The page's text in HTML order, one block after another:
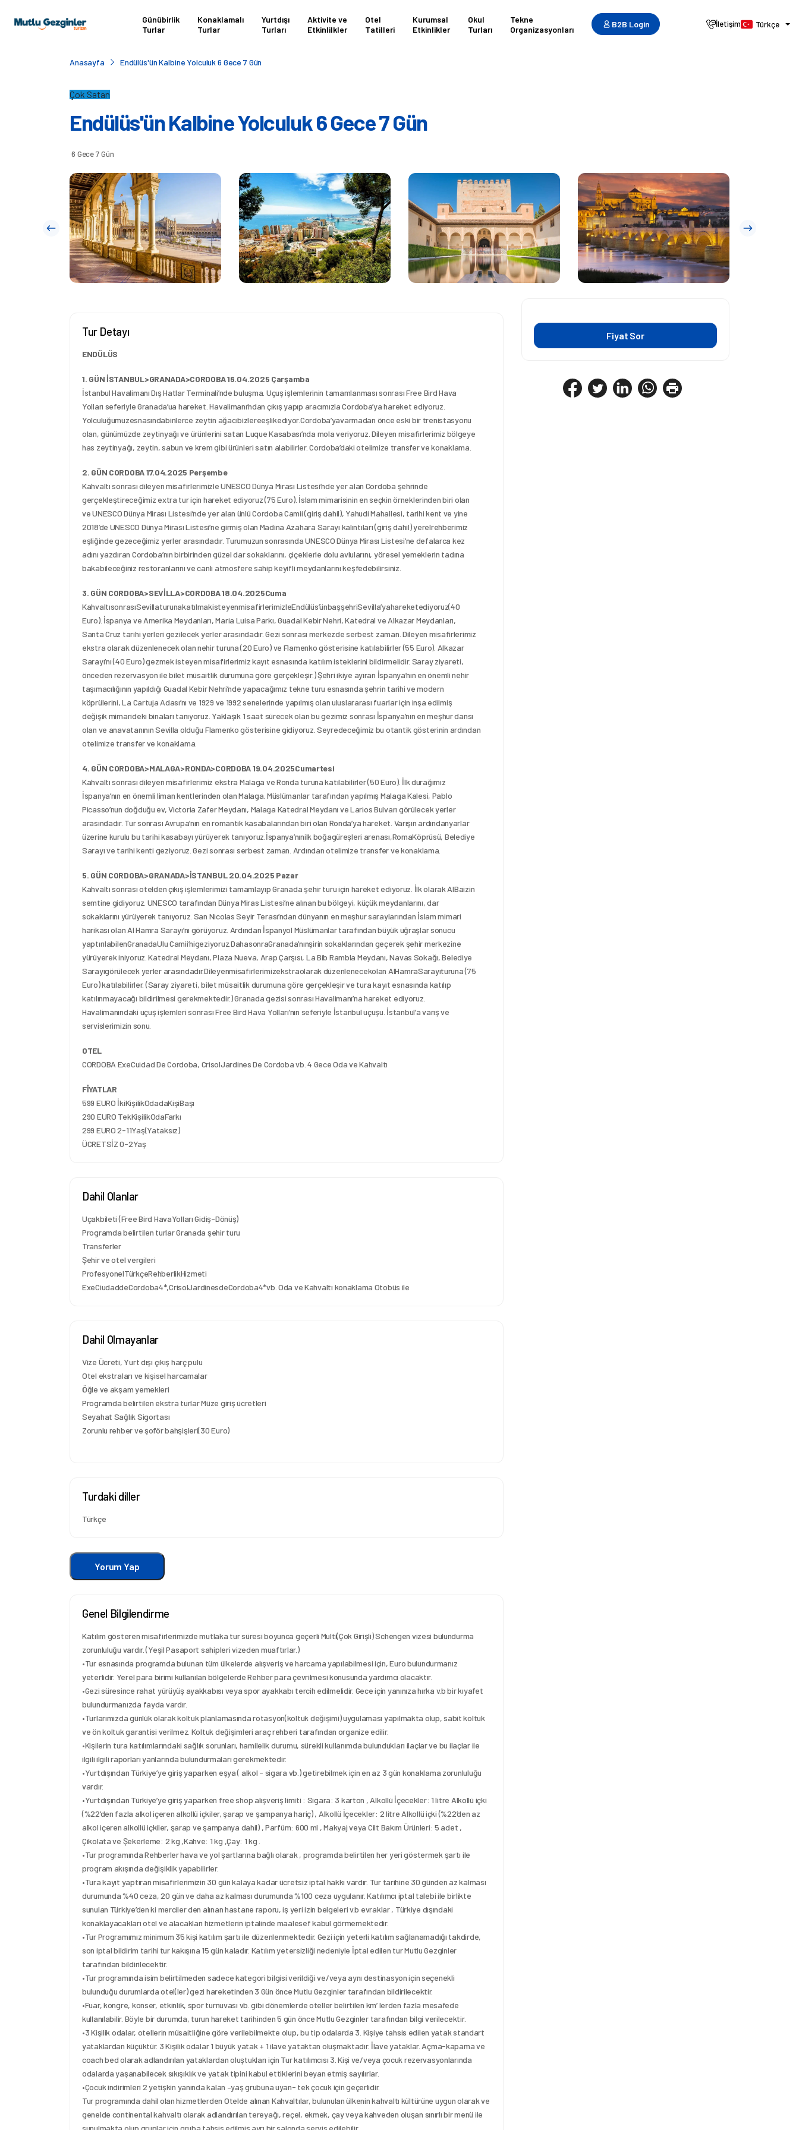
Günübirlik
Turlar
Konaklamalı
Turlar
Yurtdışı
Turları
Aktivite ve
Etkinlilkler
Otel
Tatilleri
Kurumsal
Etkinlikler
Okul
Turları
Tekne
Organizasyonları
B2B Login İletişim Türkçe
Anasayfa Endülüs'ün Kalbine Yolculuk 6 Gece 7 Gün
Çok Satan
Endülüs'ün Kalbine Yolculuk 6 Gece 7 Gün
6 Gece 7 Gün
Tur Detayı
ENDÜLÜS
1. GÜN İSTANBUL>GRANADA>CORDOBA 16.04.2025 Çarşamba
İstanbul Havalimanı Dış Hatlar Terminali’nde buluşma. Uçuş işlemlerinin tamamlanması sonrası Free Bird Hava
Yolları seferiyle Granada’ua hareket. Havalimanı’ndan çıkış yapıp aracımızla Cordoba’ya hareket ediyoruz.
Yolculuğumuzesnasındabinlerce zeytin ağacıbizlereeşlikediyor.Cordoba’yavarmadan önce eski bir trenistasyonu
olan, günümüzde zeytinyağı ve ürünlerini satan Luque Kasabası’nda mola veriyoruz. Dileyen misafirlerimiz bölgeye
has zeytinyağı, zeytin, sabun ve krem gibi ürünleri satın alabilirler. Cordoba’daki otelimize transfer ve konaklama.
2. GÜN CORDOBA 17.04.2025 Perşembe
Kahvaltı sonrası dileyen misafirlerimizle UNESCO Dünya Mirası Listesi’nde yer alan Cordoba şehrinde
gerçekleştireceğimiz extra tur için hareket ediyoruz (75 Euro). İslam mimarisinin en seçkin örneklerinden biri olan
ve UNESCO Dünya Mirası Listesi’nde yer alan ünlü Cordoba Camii (giriş dahil), Yahudi Mahallesi, tarihi kent ve yine
2018’de UNESCO Dünya Mirası Listesi’ne girmiş olan Madina Azahara Sarayı kalıntıları (giriş dahil) yerelrehberimiz
eşliğinde gezeceğimiz yerler arasındadır. Turumuzun sonrasında UNESCO Dünya Mirası Listesi’ne defalarca kez
adını yazdıran Cordoba’nın birbirinden güzel dar sokaklarını, çiçeklerle dolu avlularını, yöresel yemeklerin tadına
bakabileceğiniz restoranlarını ve canlı atmosfere sahip keyifli meydanlarını keşfedebilirsiniz.
3. GÜN CORDOBA>SEVİLLA>CORDOBA 18.04.2025Cuma
KahvaltısonrasıSevillaturunakatılmakisteyenmisafirlerimizleEndülüs’ünbaşşehriSevilla’yahareketediyoruz(40
Euro). İspanya ve Amerika Meydanları, Maria Luisa Parkı, Guadal Kebir Nehri, Katedral ve Alkazar Meydanları,
Santa Cruz tarihi yerleri gezilecek yerler arasındadır. Gezi sonrası merkezde serbest zaman. Dileyen misafirlerimiz
ekstra olarak düzenlenecek olan nehir turuna (20 Euro) ve Flamenko gösterisine katılabilirler (55 Euro). Alkazar
Sarayı’nı (40 Euro) gezmek isteyen misafirlerimiz kayıt esnasında katılım isteklerini bildirmelidir. Saray ziyareti,
önceden rezervasyon ile bilet müsaitlik durumuna göre gerçekleşir.) Şehri ikiye ayıran İspanya’nın en önemli nehir
taşımacılığının yapıldığı Guadal Kebir Nehri’nde yapacağımız tekne turu esnasında şehrin tarihi ve modern
köprülerini, La Cartuja Adası’nı ve 1929 ve 1992 senelerinde yapılmış olan uluslararası fuarlar için inşa edilmiş
değişik mimarideki binaları tanıyoruz. Yaklaşık 1 saat sürecek olan bu gezimiz sonrası İspanya’nın en meşhur dansı
olan ve anavatanının Sevilla olduğu Flamenko gösterisine gidiyoruz. Seyredeceğimiz bu otantik gösterinin ardından
otelimize transfer ve konaklama.
4. GÜN CORDOBA>MALAGA>RONDA>CORDOBA 19.04.2025Cumartesi
Kahvaltı sonrası dileyen misafirlerimiz ekstra Malaga ve Ronda turuna katılabilirler (50 Euro). İlk durağımız
İspanya’nın en önemli liman kentlerinden olan Malaga. Müslümanlar tarafından yapılmış Malaga Kalesi, Pablo
Picasso’nun doğduğu ev, Victoria Zafer Meydanı, Malaga Katedral Meydanı ve Larios Bulvarı görülecek yerler
arasındadır. Tur sonrası Avrupa’nın en romantik kasabalarından biri olan Ronda’ya hareket. Varışın ardındanyarlar
üzerine kurulu bu tarihi kasabayı yürüyerek tanıyoruz.İspanya’nınilk boğagüreşleri arenası,RomaKöprüsü, Belediye
Sarayı ve tarihi kenti geziyoruz. Gezi sonrası serbest zaman. Ardından otelimize transfer ve konaklama.
5. GÜN CORDOBA>GRANADA>İSTANBUL 20.04.2025 Pazar
Kahvaltı sonrası otelden çıkış işlemlerimizi tamamlayıp Granada şehir turu için hareket ediyoruz. İlk olarak AlBaizin
semtine gidiyoruz. UNESCO tarafından Dünya Miras Listesi’ne alınan bu bölgeyi, küçük meydanlarını, dar
sokaklarını yürüyerek tanıyoruz. San Nicolas Seyir Terası’ndan dünyanın en meşhur saraylarından İslam mimari
harikası olan Al Hamra Sarayı’nı görüyoruz. Ardından İspanyol Müslümanlar tarafından büyük uğraşlar sonucu
yaptırılabilenGranadaUlu Camii’nigeziyoruz.DahasonraGranada’nınşirin sokaklarından geçerek şehir merkezine
yürüyerek iniyoruz. Katedral Meydanı, Plaza Nueva, Arap Çarşısı, La Bib Rambla Meydanı, Navas Sokağı, Belediye
Sarayıgörülecek yerler arasındadır.Dileyenmisafirlerimizekstraolarak düzenlenecekolan AlHamraSarayıturuna (75
Euro) katılabilirler. (Saray ziyareti, bilet müsaitlik durumuna göre gerçekleşir ve tura kayıt esnasında katılıp
katılınmayacağı bildirilmesi gerekmektedir.) Granada gezisi sonrası Havalimanı’na hareket ediyoruz.
Havalimanındaki uçuş işlemleri sonrası Free Bird Hava Yolları’nın seferiyle İstanbul uçuşu. İstanbul’a varış ve
servislerimizin sonu.
OTEL
CORDOBA ExeCuidad De Cordoba, CrisolJardines De Cordoba vb. 4 Gece Oda ve Kahvaltı
FİYATLAR
599 EURO İkiKişilikOdadaKişiBaşı
290 EURO TekKişilikOdaFarkı
299 EURO 2-11Yaş(Yataksız)
ÜCRETSİZ 0-2Yaş
Dahil Olanlar
Uçakbileti (Free Bird HavaYolları Gidiş-Dönüş)
Programda belirtilen turlar Granada şehir turu
Transferler
Şehir ve otel vergileri
ProfesyonelTürkçeRehberlikHizmeti
ExeCiudaddeCordoba4*,CrisolJardinesdeCordoba4*vb. Oda ve Kahvaltı konaklama Otobüs ile
Dahil Olmayanlar
Vize Ücreti, Yurt dışı çıkış harç pulu
Otel ekstraları ve kişisel harcamalar
Öğle ve akşam yemekleri
Programda belirtilen ekstra turlar Müze giriş ücretleri
Seyahat Sağlık Sigortası
Zorunlu rehber ve şoför bahşişleri(30 Euro)
Turdaki diller
Türkçe
Yorum Yap
Genel Bilgilendirme
Katılım gösteren misafirlerimizde mutlaka tur süresi boyunca geçerli Multi(Çok Girişli) Schengen vizesi bulundurma
zorunluluğu vardır. (Yeşil Pasaport sahipleri vizeden muaftırlar.)
•Tur esnasında programda bulunan tüm ülkelerde alışveriş ve harcama yapılabilmesi için, Euro bulundurmanız
yeterlidir. Yerel para birimi kullanılan bölgelerde Rehber para çevrilmesi konusunda yardımcı olacaktır.
•Gezi süresince rahat yürüyüş ayakkabısı veya spor ayakkabı tercih edilmelidir. Gece için yanınıza hırka v.b bir kıyafet
bulundurmanızda fayda vardır.
•Turlarımızda günlük olarak koltuk planlamasında rotasyon(koltuk değişimi) uygulaması yapılmakta olup, sabit koltuk
ve ön koltuk garantisi verilmez. Koltuk değişimleri araç rehberi tarafından organize edilir.
•Kişilerin tura katılımlarındaki sağlık sorunları, hamilelik durumu, sürekli kullanımda bulundukları ilaçlar ve bu ilaçlar ile
ilgili ilgili raporları yanlarında bulundurmaları gerekmektedir.
•Yurtdışından Türkiye’ye giriş yaparken eşya ( alkol - sigara vb.) getirebilmek için en az 3 gün konaklama zorunluluğu
vardır.
•Yurtdışından Türkiye’ye giriş yaparken free shop alışveriş limiti : Sigara: 3 karton , Alkollü İçecekler: 1 litre Alkollü içki
(%22’den fazla alkol içeren alkollü içkiler, şarap ve şampanya hariç) , Alkollü İçecekler: 2 litre Alkollü içki (%22’den az
alkol içeren alkollü içkiler, şarap ve şampanya dahil) , Parfüm: 600 ml , Makyaj veya Cilt Bakım Ürünleri: 5 adet ,
Çikolata ve Şekerleme: 2 kg ,Kahve: 1 kg ,Çay: 1 kg .
•Tur programında Rehberler hava ve yol şartlarına bağlı olarak , programda belirtilen her yeri göstermek şartı ile
program akışında değişiklik yapabilirler.
•Tura kayıt yaptıran misafirlerimizin 30 gün kalaya kadar ücretsiz iptal hakkı vardır. Tur tarihine 30 günden az kalması
durumunda %40 ceza, 20 gün ve daha az kalması durumunda %100 ceza uygulanır. Katılımcı iptal talebi ile birlikte
sunulan Türkiye’den ki merciler den alınan hastane raporu, iş yeri izin belgeleri v.b evraklar , Türkiye dışındaki
konaklayacakları otel ve alacakları hizmetlerin iptalinde maalesef kabul görmemektedir.
•Tur Programımız minimum 35 kişi katılım şartı ile düzenlenmektedir. Gezi için yeterli katılım sağlanamadığı takdirde,
son iptal bildirim tarihi tur kakışına 15 gün kaladır. Katılım yetersizliği nedeniyle İptal edilen tur Mutlu Gezginler
tarafından bildirilecektir.
•Tur programında isim belirtilmeden sadece kategori bilgisi verildiği ve/veya aynı destinasyon için seçenekli
bulunduğu durumlarda otel(ler) gezi hareketinden 3 Gün önce Mutlu Gezginler tarafından bildirilecektir.
•Fuar, kongre, konser, etkinlik, spor turnuvası vb. gibi dönemlerde oteller belirtilen km’ lerden fazla mesafede
kullanılabilir. Böyle bir durumda, turun hareket tarihinden 5 gün önce Mutlu Gezginler tarafından bilgi verilecektir.
•3 Kişilik odalar, otellerin müsaitliğine göre verilebilmekte olup, bu tip odalarda 3. Kişiye tahsis edilen yatak standart
yataklardan küçüktür. 3 Kişilik odalar 1 büyük yatak + 1 ilave yataktan oluşmaktadır. İlave yataklar. Açma-kapama ve
coach bed olarak adlandırılan yataklardan oluştukları için Tur katılımcısı 3. Kişi ve/veya çocuk rezervasyonlarında
odalarda yaşanabilecek sıkışıklık ve yatak tipini kabul ettiklerini beyan etmiş sayılırlar.
•Çocuk indirimleri 2 yetişkin yanında kalan –yaş grubuna uyan- tek çocuk için geçerlidir.
Tur programında dahil olan hizmetlerden Otelde alınan Kahvaltılar, bulunulan ülkenin kahvaltı kültürüne uygun olarak ve
genelde continental kahvaltı olarak adlandırılan tereyağı, reçel, ekmek, çay veya kahveden oluşan sınırlı bir menü ile
sunulmakta olup gruplar için gruba tahsis edilmiş ayrı bir salonda servis edilebilir.
Fiyat Sor